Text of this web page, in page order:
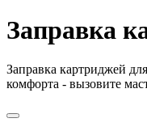
Заправка
Заправка картриджей
комфорта - вызовите